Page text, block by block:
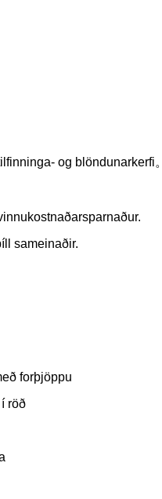
og blöndunarkerfi。
sameinaðir.
forþjöppu
röð